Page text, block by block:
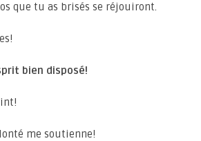
que tu as brisés se réjouiront.
bien disposé!
me soutienne!